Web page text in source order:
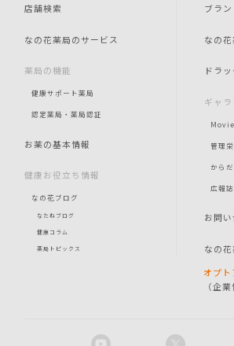
店舗検索
なの花薬局のサービス
薬局の機能
健康サポート薬局
認定薬局・薬局認証
お薬の基本情報
健康お役立ち情報
なの花ブログ
なたねブログ
健康コラム
薬局トピックス
ブラ
なの
ドラ
ギャラ
Movie
管理
から
広報
お問
なの
オプ
（企